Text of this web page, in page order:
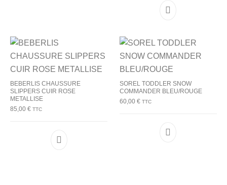
Ce produit a
BEBERLIS CHAUSSURE
SLIPPERS CUIR ROSE
METALLISE
85,00€ TTC
Ce produit a plusieurs variations. Les options
SOREL TODDLER SNOW
COMMANDER BLEU/ROUGE
60,00 € TTC
Ce produit a